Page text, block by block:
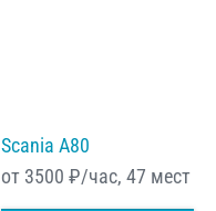
Scania A80
от 3500 ₽/час, 47 мест